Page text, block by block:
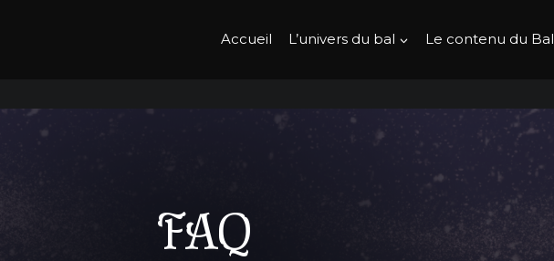
Accueil L’univers du bal Le contenu du Bal
FAQ